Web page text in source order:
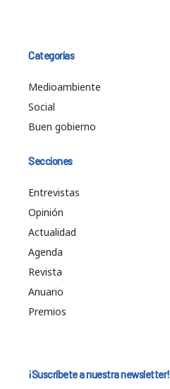
Categorías
Medioambiente
Social
Buen gobierno
Secciones
Entrevistas
Opinión
Actualidad
Agenda
Revista
Anuario
Premios
¡Suscríbete a nuestra newsletter!